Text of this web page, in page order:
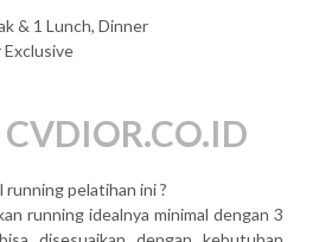
& 1 Lunch, Dinner
Exclusive
CVDIOR.CO.ID
running pelatihan ini ?
running idealnya minimal dengan 3